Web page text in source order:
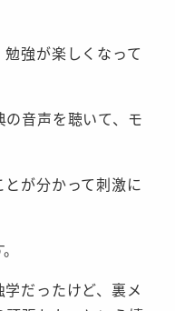
勉強が楽しくなって
の音声を聴いて、モ
とが分かって刺激に
だったけど、裏メ